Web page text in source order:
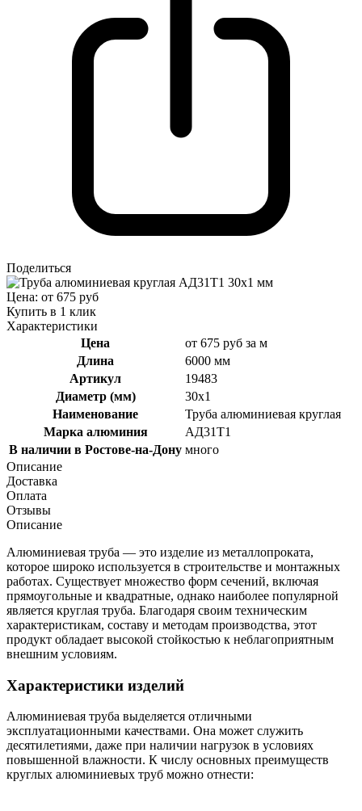
Поделиться
Цена: от 675 руб
Купить в 1 клик
Характеристики
Цена
от 675 руб за м
Длина
6000 мм
Артикул
19483
Диаметр (мм)
30x1
Наименование
Труба алюминиевая круглая
Марка алюминия
АД31Т1
В наличии в Ростове-на-Дону много
Описание
Доставка
Оплата
Отзывы
Описание
Алюминиевая труба — это изделие из металлопроката,
которое широко используется в строительстве и монтажных
работах. Существует множество форм сечений, включая
прямоугольные и квадратные, однако наиболее популярной
является круглая труба. Благодаря своим техническим
характеристикам, составу и методам производства, этот
продукт обладает высокой стойкостью к неблагоприятным
внешним условиям.
Характеристики изделий
Алюминиевая труба выделяется отличными
эксплуатационными качествами. Она может служить
десятилетиями, даже при наличии нагрузок в условиях
повышенной влажности. К числу основных преимуществ
круглых алюминиевых труб можно отнести: